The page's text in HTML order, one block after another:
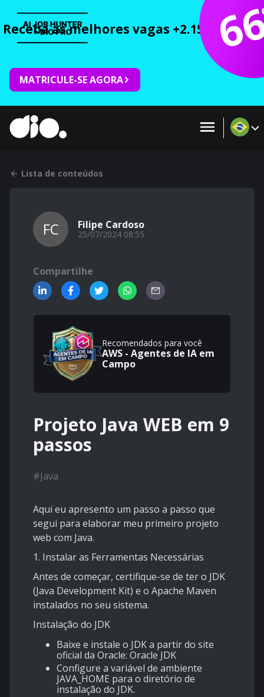
Receba as melhores vagas +2.150 cursos
MATRICULE-SE AGORA
Lista de conteúdos
FC Filipe Cardoso
25/07/2024 08:55
Compartilhe
Recomendados para você
AWS - Agentes de IA em
Campo
Projeto Java WEB em 9
passos
#Java
Aqui eu apresento um passo a passo que
segui para elaborar meu primeiro projeto
web com Java.
1. Instalar as Ferramentas Necessárias
Antes de começar, certifique-se de ter o JDK
(Java Development Kit) e o Apache Maven
instalados no seu sistema.
Instalação do JDK
Baixe e instale o JDK a partir do site
oficial da Oracle: Oracle JDK
Configure a variável de ambiente
JAVA_HOME para o diretório de
instalação do JDK.